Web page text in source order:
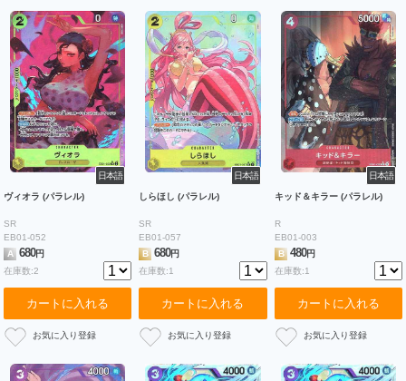
日本語
ヴィオラ (パラレル)
SR
EB01-052
A
680円
在庫数:2
カートに入れる
日本語
しらほし (パラレル)
SR
EB01-057
B
680円
在庫数:1
カートに入れる
日本語
キッド＆キラー (パラレル)
R
EB01-003
B 480円
在庫数:1
カートに入れる